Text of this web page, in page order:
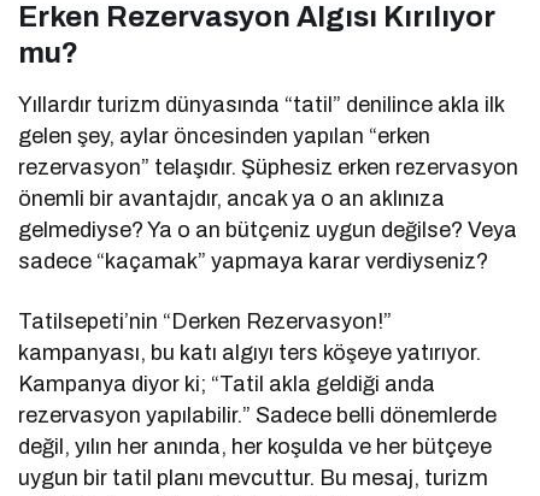
Erken Rezervasyon Algısı Kırılıyor
mu?
Yıllardır turizm dünyasında “tatil” denilince akla ilk
gelen şey, aylar öncesinden yapılan “erken
rezervasyon” telaşıdır. Şüphesiz erken rezervasyon
önemli bir avantajdır, ancak ya o an aklınıza
gelmediyse? Ya o an bütçeniz uygun değilse? Veya
sadece “kaçamak” yapmaya karar verdiyseniz?
Tatilsepeti’nin “Derken Rezervasyon!”
kampanyası, bu katı algıyı ters köşeye yatırıyor.
Kampanya diyor ki; “Tatil akla geldiği anda
rezervasyon yapılabilir.” Sadece belli dönemlerde
değil, yılın her anında, her koşulda ve her bütçeye
uygun bir tatil planı mevcuttur. Bu mesaj, turizm